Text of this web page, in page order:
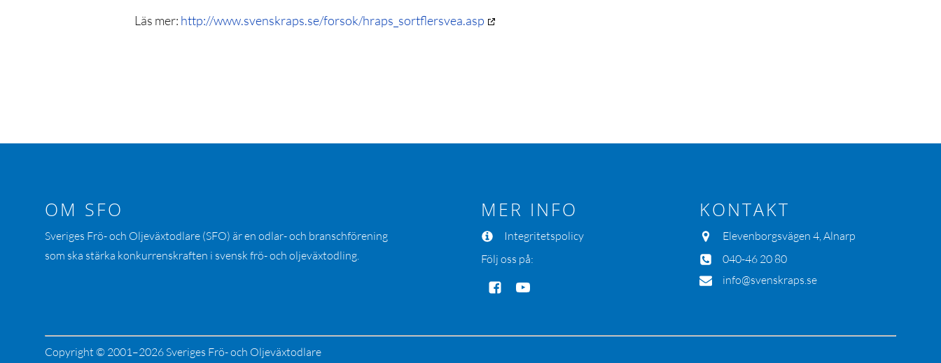
Läs mer: http://www.svenskraps.se/forsok/hraps_sortflersvea.asp
OM SFO
Sveriges Frö- och Oljeväxtodlare (SFO) är en odlar- och branschförening
som ska stärka konkurrenskraften i svensk frö- och oljeväxtodling.
MER INFO
Integritetspolicy
Följ oss på:
KONTAKT
Elevenborgsvägen 4, Alnarp
040-46 20 80
info@svenskraps.se
Copyright © 2001–2026 Sveriges Frö- och Oljeväxtodlare